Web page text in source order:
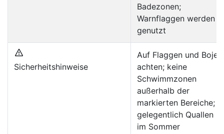
Badezonen;
Warnflaggen werden
genutzt
Sicherheitshinweise
Auf Flaggen und Bojen
achten; keine
Schwimmzonen
außerhalb der
markierten Bereiche;
gelegentlich Quallen
im Sommer